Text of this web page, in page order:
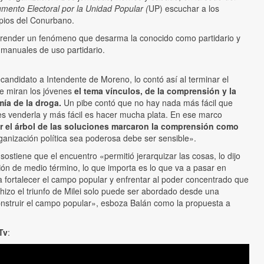
Electoral por la Unidad Popular (UP) escuchar a los
del Conurbano.
un fenómeno que desarma la conocido como partidario y
de uso partidario.
a Intendente de Moreno, lo contó así al terminar el
miran los jóvenes el tema vínculos, de la comprensión y la
de la droga. Un pibe contó que no hay nada más fácil que
venderla y más fácil es hacer mucha plata. En ese marco
el árbol de las soluciones marcaron la comprensión como
política sea poderosa debe ser sensible».
que el encuentro «permitió jerarquizar las cosas, lo dijo
de medio término, lo que importa es lo que va a pasar en
el campo popular y enfrentar al poder concentrado que
el triunfo de Milei solo puede ser abordado desde una
el campo popular», esboza Balán como la propuesta a
: